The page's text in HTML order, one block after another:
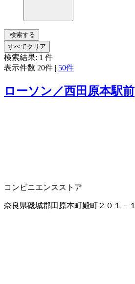
検索する
すべてクリア
検索結果: 1 件
表示件数 20件 | 50件
ローソン／西田原本駅前
コンビニエンスストア
奈良県磯城郡田原本町殿町２０１－１